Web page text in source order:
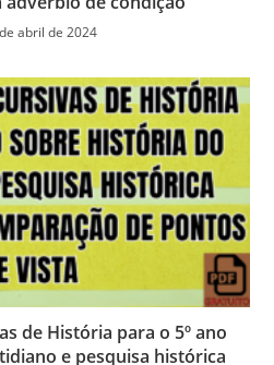
abril de 2024
de História para o 5º ano
e pesquisa histórica